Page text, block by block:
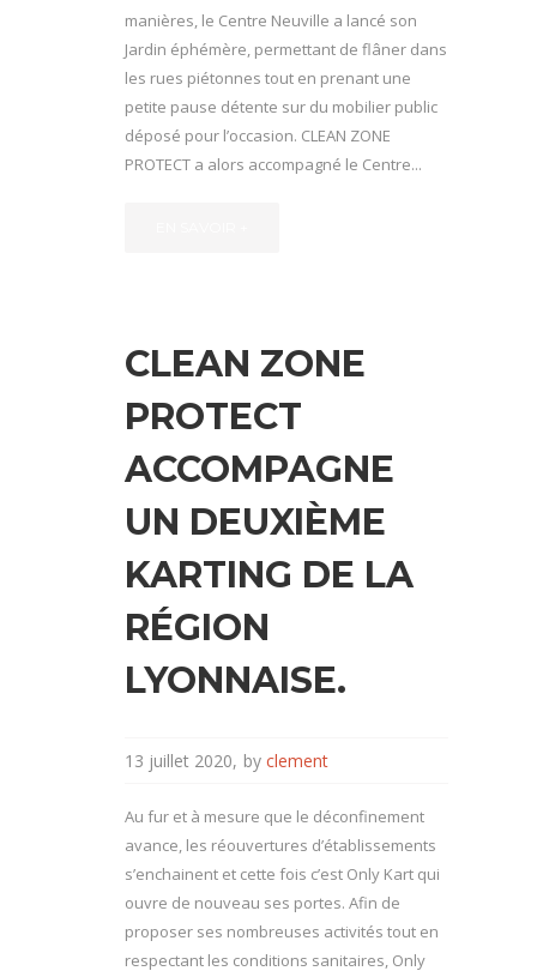
manières, le Centre Neuville a lancé son
Jardin éphémère, permettant de flâner dans
les rues piétonnes tout en prenant une
petite pause détente sur du mobilier public
déposé pour l’occasion. CLEAN ZONE
PROTECT a alors accompagné le Centre...
CLEAN ZONE
PROTECT
ACCOMPAGNE
UN DEUXIÈME
KARTING DE LA
RÉGION
LYONNAISE.
13 juillet 2020 by clement
Au fur et à mesure que le déconfinement
avance, les réouvertures d’établissements
s’enchainent et cette fois c’est Only Kart qui
ouvre de nouveau ses portes. Afin de
proposer ses nombreuses activités tout en
respectant les conditions sanitaires, Only